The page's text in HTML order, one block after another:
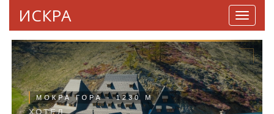
ИСКРА